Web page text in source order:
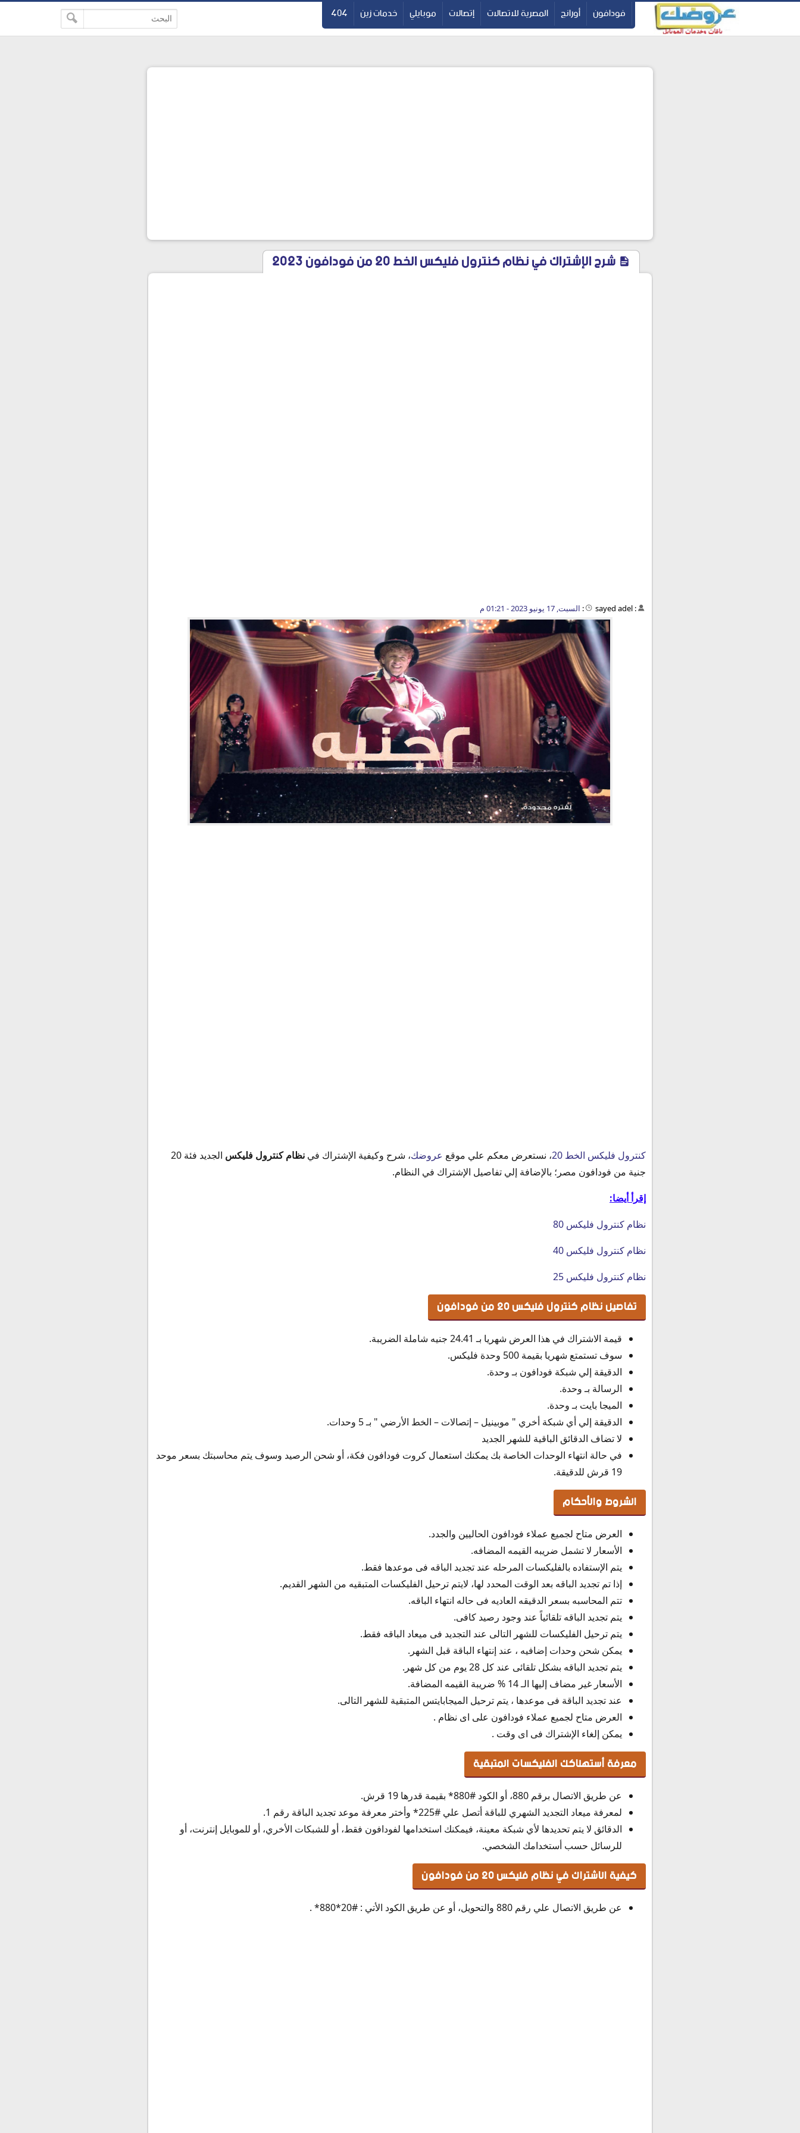
--> فودافون أورانج المصرية للاتصالات إتصالات موبايلي خدمات زين 404
شرح الإشتراك في نظام كنترول فليكس الخط 20 من فودافون 2023
:
sayed adel
: السبت, 17 يونيو 2023 - 01:21 م
تفاصيل نظام كنترول فليكس 20 من فودافون
الشروط والأحكام
معرفة أستهلاكك الفليكسات المتبقية
كيفية الاشتراك في نظام فليكس 20 من فودافون
كنترول فليكس الخط 20 ، نستعرض معكم علي موقع عروضك، شرح وكيفية الإشتراك في نظام كنترول فليكس
الجديد فئة 20
جنية من فودافون مصر؛ بالإضافة إلي تفاصيل الإشتراك في النظام.
إقرأ أيضا:
نظام كنترول فليكس 80
نظام كنترول فليكس 40
نظام كنترول فليكس 25
تفاصيل نظام كنترول فليكس 20 من فودافون
قيمة الاشتراك في هذا العرض شهريا بـ 24.41 جنيه شاملة الضريبة.
سوف تستمتع شهريا بقيمة 500 وحدة فليكس.
الدقيقة إلي شبكة فودافون بـ وحدة.
الرسالة بـ وحدة.
الميجا بايت بـ وحدة.
الدقيقة إلي أي شبكة أخري " موبينيل – إتصالات – الخط الأرضي " بـ 5 وحدات.
لا تضاف الدقائق الباقية للشهر الجديد
في حالة انتهاء الوحدات الخاصة بك يمكنك استعمال كروت فودافون فكة، أو شحن الرصيد وسوف يتم محاسبتك بسعر موحد
19 قرش للدقيقة.
الشروط والأحكام
العرض متاح لجميع عملاء فودافون الحاليين والجدد.
الأسعار لا تشمل ضريبه القيمه المضافه.
يتم الإستفاده بالفليكسات المرحله عند تجديد الباقه فى موعدها فقط.
إذا تم تجديد الباقه بعد الوقت المحدد لها، لايتم ترحيل الفليكسات المتبقيه من الشهر القديم.
تتم المحاسبه بسعر الدقيقه العاديه فى حاله انتهاء الباقه.
يتم تجديد الباقه تلقائياً عند وجود رصيد كافى.
يتم ترحيل الفليكسات للشهر التالى عند التجديد فى ميعاد الباقه فقط.
يمكن شحن وحدات إضافيه ، عند إنتهاء الباقة قبل الشهر.
يتم تجديد الباقه بشكل تلقائى عند كل 28 يوم من كل شهر.
الأسعار غير مضاف إليها الـ 14 % ضريبة القيمه المضافة.
عند تجديد الباقة فى موعدها ، يتم ترحيل الميجابايتس المتبقية للشهر التالى.
العرض متاح لجميع عملاء فودافون على اى نظام .
يمكن إلغاء الإشتراك فى اى وقت .
معرفة أستهلاكك الفليكسات المتبقية
عن طريق الاتصال برقم 880، أو الكود #880* بقيمة قدرها 19 قرش.
لمعرفة ميعاد التجديد الشهري للباقة أتصل علي #225* وأختر معرفة موعد تجديد الباقة رقم 1.
الدقائق لا يتم تحديدها لأي شبكة معينة، فيمكنك استخدامها لفودافون فقط، أو للشبكات الأخري، أو للموبايل إنترنت، أو
للرسائل حسب أستخدامك الشخصي.
كيفية الاشتراك في نظام فليكس 20 من فودافون
عن طريق الاتصال علي رقم 880 والتحويل، أو عن طريق الكود الأتي : #20*880* .